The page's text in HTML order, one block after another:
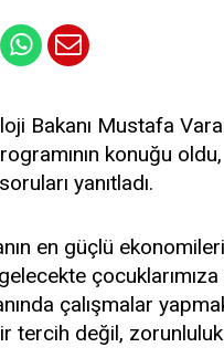
Bakanı Mustafa
konuğu
yanıtladı.
en güçlü
çalışmalar
tercih değil,